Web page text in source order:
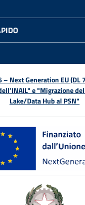
– Next Generation EU
e "Migrazione
Lake/Data Hub al PSN"